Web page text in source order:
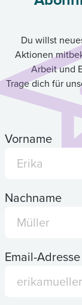
Du willst
Aktionen
Arbeit und
Trage dich für
Vorname
Nachname
Email-Adresse